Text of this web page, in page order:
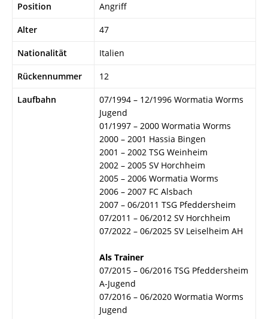
Position Angriff
Alter 47
Nationalität Italien
Rückennummer 12
Laufbahn
07/1994 – 12/1996 Wormatia Worms
Jugend
01/1997 – 2000 Wormatia Worms
2000 – 2001 Hassia Bingen
2001 – 2002 TSG Weinheim
2002 – 2005 SV Horchheim
2005 – 2006 Wormatia Worms
2006 – 2007 FC Alsbach
2007 – 06/2011 TSG Pfeddersheim
07/2011 – 06/2012 SV Horchheim
07/2022 – 06/2025 SV Leiselheim AH
Als Trainer
07/2015 – 06/2016 TSG Pfeddersheim
A-Jugend
07/2016 – 06/2020 Wormatia Worms
Jugend